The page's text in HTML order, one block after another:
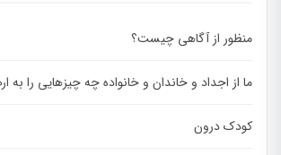
منظور از آگاهی چیست؟
ما از اجداد و خاندان و خانواده چه چیزهایی را به
کودک درون